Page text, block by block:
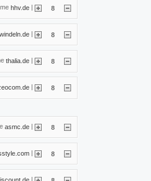
hhv.de | 8
windeln.de | 8
thalia.de | 8
8
asmc.de | 8
| 8
|